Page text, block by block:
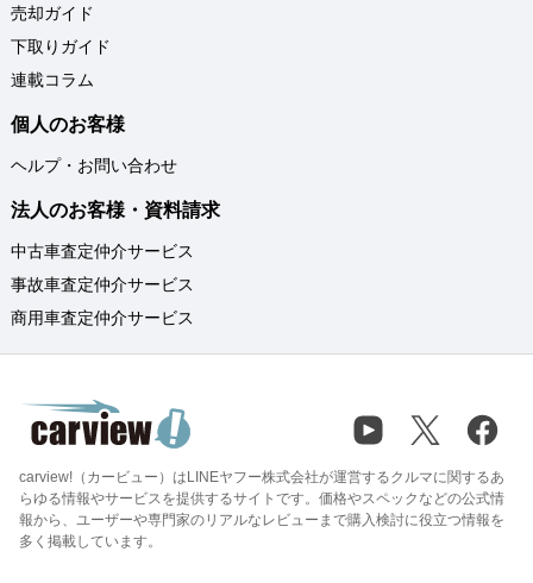
売却ガイド
下取りガイド
連載コラム
個人のお客様
ヘルプ・お問い合わせ
法人のお客様・資料請求
中古車査定仲介サービス
事故車査定仲介サービス
商用車査定仲介サービス
carview!（カービュー）はLINEヤフー株式会社が運営するクルマに関するあ
らゆる情報やサービスを提供するサイトです。価格やスペックなどの公式情
報から、ユーザーや専門家のリアルなレビューまで購入検討に役立つ情報を
多く掲載しています。